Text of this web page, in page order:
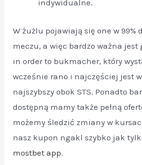
indywidualne.
W żużlu pojawiają się one w 99%
meczu, a więc bardzo ważna jest
in order to bukmacher, który
wcześnie rano i najczęściej jest
najszybszy obok STS. Ponadto
dostępną mamy także pełną
możemy śledzić zmiany w
nasz kupon ngakl szybko jak
mostbet app.